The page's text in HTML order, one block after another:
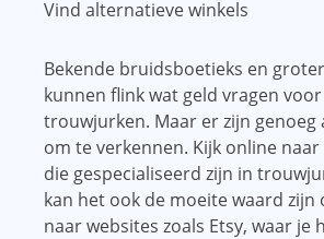
Vind alternatieve winkels
Bekende bruidsboetieks en
kunnen flink wat geld vragen
trouwjurken. Maar er zijn genoeg
om te verkennen. Kijk online naar
die gespecialiseerd zijn in
kan het ook de moeite waard zijn
naar websites zoals Etsy, waar je